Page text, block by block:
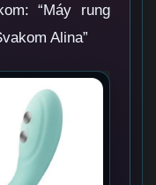
“Máy rung
Alina”